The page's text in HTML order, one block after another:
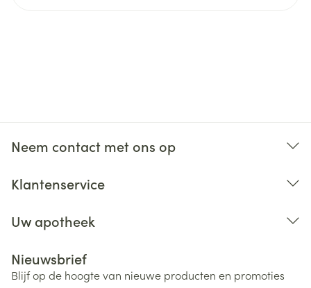
Neem contact met ons op
Klantenservice
Uw apotheek
Nieuwsbrief
Blijf op de hoogte van nieuwe producten en promoties